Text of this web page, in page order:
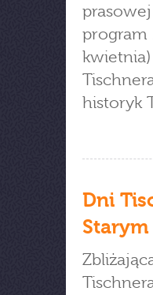
program
historyk
Dni